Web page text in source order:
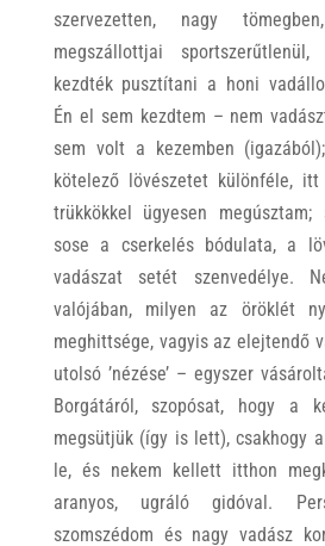
szervezetten, nagy
megszállottjai
kezdték pusztítani a honi
Én el sem kezdtem – nem
sem volt a kezemben
kötelező lövészetet különféle, itt
trükkökkel ügyesen
sose a cserkelés bódulata, a
vadászat setét szenvedélye.
valójában, milyen az öröklét
meghittsége, vagyis az elejtendő
utolsó ’nézése’ – egyszer
Borgátáról, szopósat, hogy a
megsütjük (így is lett), csakhogy
le, és nekem kellett itthon
aranyos, ugráló gidóval.
szomszédom és nagy vadász